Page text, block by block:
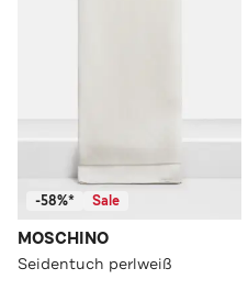
-58%* Sale
MOSCHINO
Seidentuch perlweiß